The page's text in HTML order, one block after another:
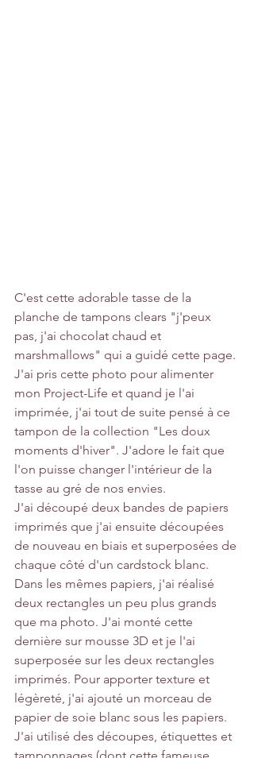
C'est cette adorable tasse de la
planche de tampons clears "j'peux
pas, j'ai chocolat chaud et
marshmallows" qui a guidé cette page.
J'ai pris cette photo pour alimenter
mon Project-Life et quand je l'ai
imprimée, j'ai tout de suite pensé à ce
tampon de la collection "Les doux
moments d'hiver". J'adore le fait que
l'on puisse changer l'intérieur de la
tasse au gré de nos envies.
J'ai découpé deux bandes de papiers
imprimés que j'ai ensuite découpées
de nouveau en biais et superposées de
chaque côté d'un cardstock blanc.
Dans les mêmes papiers, j'ai réalisé
deux rectangles un peu plus grands
que ma photo. J'ai monté cette
dernière sur mousse 3D et je l'ai
superposée sur les deux rectangles
imprimés. Pour apporter texture et
légèreté, j'ai ajouté un morceau de
papier de soie blanc sous les papiers.
J'ai utilisé des découpes, étiquettes et
tamponnages (dont cette fameuse